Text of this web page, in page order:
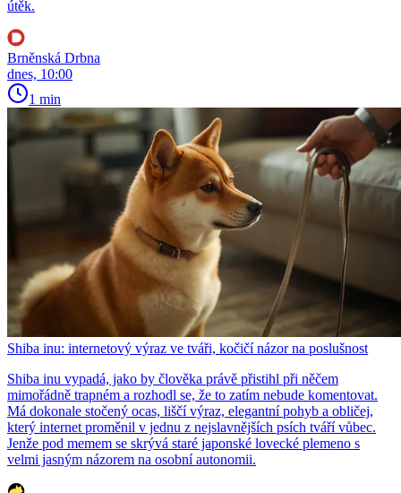
útěk.
Brněnská Drbna
dnes, 10:00
1 min
Shiba inu: internetový výraz ve tváři, kočičí názor na poslušnost
Shiba inu vypadá, jako by člověka právě přistihl při něčem
mimořádně trapném a rozhodl se, že to zatím nebude komentovat.
Má dokonale stočený ocas, liščí výraz, elegantní pohyb a obličej,
který internet proměnil v jednu z nejslavnějších psích tváří vůbec.
Jenže pod memem se skrývá staré japonské lovecké plemeno s
velmi jasným názorem na osobní autonomii.